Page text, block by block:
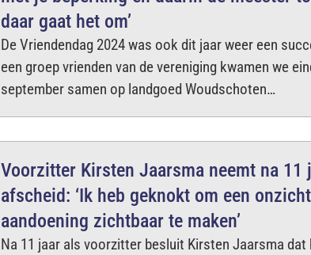
daar gaat het om’
De Vriendendag 2024 was ook dit jaar weer een
een groep vrienden van de vereniging kwamen we
september samen op landgoed Woudschoten…
Voorzitter Kirsten Jaarsma neemt na 11
afscheid: ‘Ik heb geknokt om een
aandoening zichtbaar te maken’
Na 11 jaar als voorzitter besluit Kirsten Jaarsma dat